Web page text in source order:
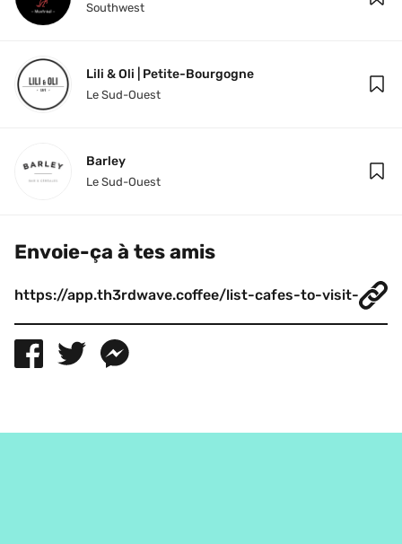
Southwest
Lili & Oli | Petite-Bourgogne
Le Sud-Ouest
Barley
Le Sud-Ouest
Envoie-ça à tes amis